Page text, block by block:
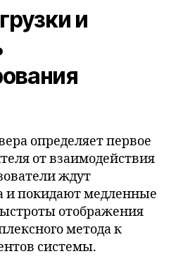
и
определяет первое
от взаимодействия
ждут
и покидают медленные
отображения
метода к
системы.